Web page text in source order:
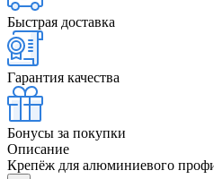
Быстрая доставка
Гарантия качества
Бонусы за покупки
Описание
Крепёж для алюминиевого